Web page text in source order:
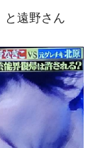
と遠野さん